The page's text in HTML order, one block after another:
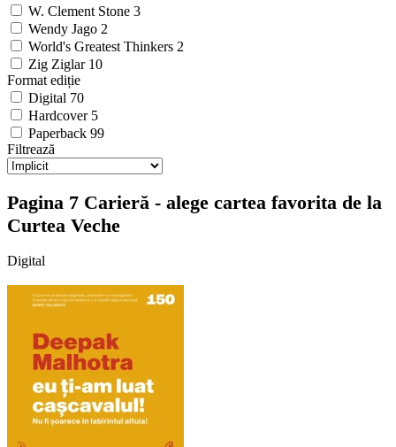
W. Clement Stone 3
Wendy Jago 2
World's Greatest Thinkers 2
Zig Ziglar 10
Format ediție
Digital 70
Hardcover 5
Paperback 99
Filtrează
Pagina 7 Carieră - alege cartea favorita de la
Curtea Veche
Digital